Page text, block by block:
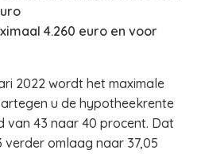
4.260 euro en voor
2022 wordt het maximale
u de hypotheekrente
43 naar 40 procent. Dat
omlaag naar 37,05